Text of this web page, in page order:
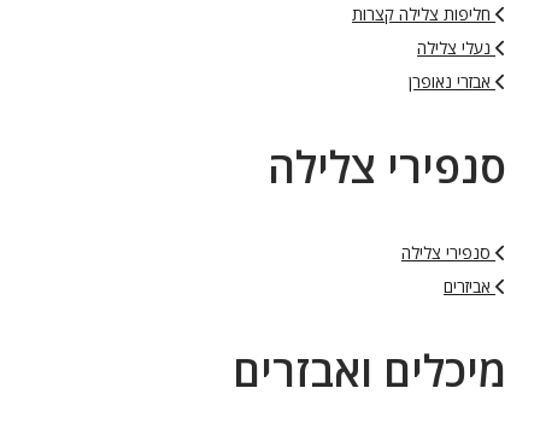
חליפות צלילה קצרות
נעלי צלילה
אבזרי נאופרן
סנפירי צלילה
סנפירי צלילה
אביזרים
מיכלים ואבזרים